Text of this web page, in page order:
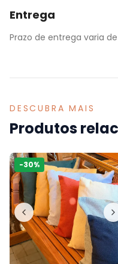
Entrega
Prazo de entrega varia
DESCUBRA MAIS
Produtos
-30%